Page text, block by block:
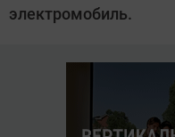
электромобиль.